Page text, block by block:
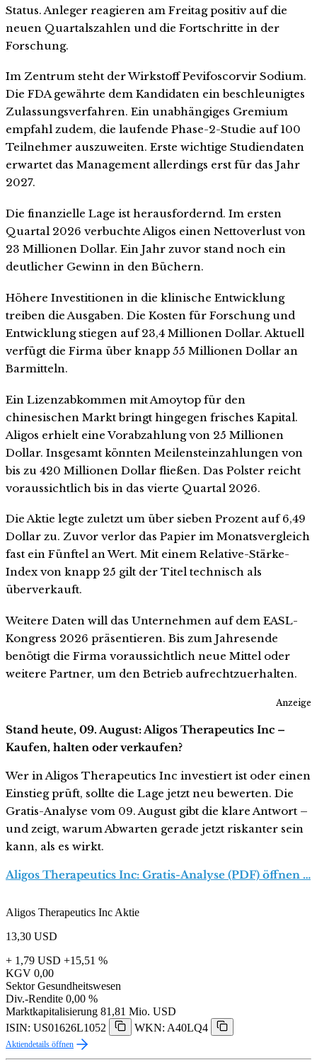
Status. Anleger reagieren am Freitag positiv auf die
neuen Quartalszahlen und die Fortschritte in der
Forschung.
Im Zentrum steht der Wirkstoff Pevifoscorvir Sodium.
Die FDA gewährte dem Kandidaten ein beschleunigtes
Zulassungsverfahren. Ein unabhängiges Gremium
empfahl zudem, die laufende Phase-2-Studie auf 100
Teilnehmer auszuweiten. Erste wichtige Studiendaten
erwartet das Management allerdings erst für das Jahr
2027.
Die finanzielle Lage ist herausfordernd. Im ersten
Quartal 2026 verbuchte Aligos einen Nettoverlust von
23 Millionen Dollar. Ein Jahr zuvor stand noch ein
deutlicher Gewinn in den Büchern.
Höhere Investitionen in die klinische Entwicklung
treiben die Ausgaben. Die Kosten für Forschung und
Entwicklung stiegen auf 23,4 Millionen Dollar. Aktuell
verfügt die Firma über knapp 55 Millionen Dollar an
Barmitteln.
Ein Lizenzabkommen mit Amoytop für den
chinesischen Markt bringt hingegen frisches Kapital.
Aligos erhielt eine Vorabzahlung von 25 Millionen
Dollar. Insgesamt könnten Meilensteinzahlungen von
bis zu 420 Millionen Dollar fließen. Das Polster reicht
voraussichtlich bis in das vierte Quartal 2026.
Die Aktie legte zuletzt um über sieben Prozent auf 6,49
Dollar zu. Zuvor verlor das Papier im Monatsvergleich
fast ein Fünftel an Wert. Mit einem Relative-Stärke-
Index von knapp 25 gilt der Titel technisch als
überverkauft.
Weitere Daten will das Unternehmen auf dem EASL-
Kongress 2026 präsentieren. Bis zum Jahresende
benötigt die Firma voraussichtlich neue Mittel oder
weitere Partner, um den Betrieb aufrechtzuerhalten.
Anzeige
Stand heute, 09. August: Aligos Therapeutics Inc –
Kaufen, halten oder verkaufen?
Wer in Aligos Therapeutics Inc investiert ist oder einen
Einstieg prüft, sollte die Lage jetzt neu bewerten. Die
Gratis-Analyse vom 09. August gibt die klare Antwort –
und zeigt, warum Abwarten gerade jetzt riskanter sein
kann, als es wirkt.
Aligos Therapeutics Inc: Gratis-Analyse (PDF) öffnen …
Aligos Therapeutics Inc Aktie
13,30 USD
+ 1,79 USD +15,51 %
KGV 0,00
Sektor Gesundheitswesen
Div.-Rendite 0,00 %
Marktkapitalisierung 81,81 Mio. USD
ISIN: US01626L1052
WKN: A40LQ4
Aktiendetails öffnen